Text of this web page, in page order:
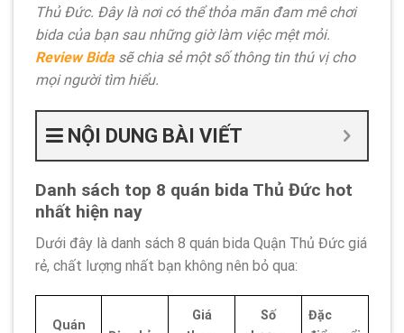
Thủ Đức. Đây là nơi có thể thỏa mãn đam mê chơi
bida của bạn sau những giờ làm việc mệt mỏi.
Review Bidasẽ chia sẻ một số thông tin thú vị cho
mọi người tìm hiểu.
NỘI DUNG BÀI VIẾT
Danh sách top 8 quán bida Thủ Đức hot
nhất hiện nay
Dưới đây là danh sách 8 quán bida Quận Thủ Đức giá
rẻ, chất lượng nhất bạn không nên bỏ qua:
Quán
Giá
Số
Đặc